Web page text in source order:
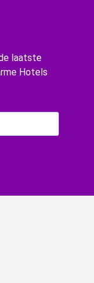
laatste
Hotels